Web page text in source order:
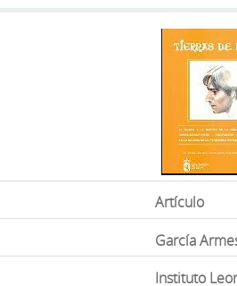
Artículo
García
Instituto